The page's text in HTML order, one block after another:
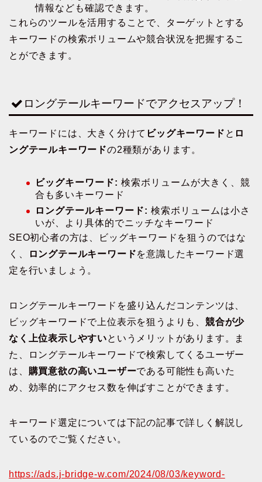
情報なども確認できます。
これらのツールを活用することで、ターゲットとする
キーワードの検索ボリュームや競合状況を把握するこ
とができます。
ロングテールキーワードでアクセスアップ！
キーワードには、大きく分けて ビッグキーワード と ロ
ングテールキーワードの2種類があります。
ビッグキーワード: 検索ボリュームが大きく、競
合も多いキーワード
ロングテールキーワード: 検索ボリュームは小さ
いが、より具体的でニッチなキーワード
SEO初心者の方は、ビッグキーワードを狙うのではな
く、
ロングテールキーワードを意識したキーワード選
定を行いましょう。
ロングテールキーワードを盛り込んだコンテンツは、
ビッグキーワードで上位表示を狙うよりも、 競合が少
なく上位表示しやすいというメリットがあります。ま
た、ロングテールキーワードで検索してくるユーザー
は、 購買意欲の高いユーザーである可能性も高いた
め、効率的にアクセス数を伸ばすことができます。
キーワード選定については下記の記事で詳しく解説し
ているのでご覧ください。
https://ads.j-bridge-w.com/2024/08/03/keyword-